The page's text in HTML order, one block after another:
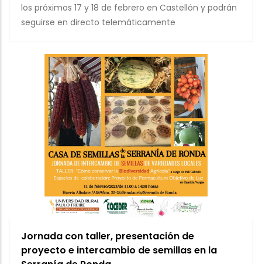
los próximos 17 y 18 de febrero en Castellón y podrán
seguirse en directo telemáticamente
Jornada con taller, presentación de
proyecto e intercambio de semillas en la